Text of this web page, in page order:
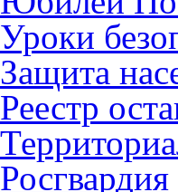
Уроки
Защита
Реестр
Росгвардия